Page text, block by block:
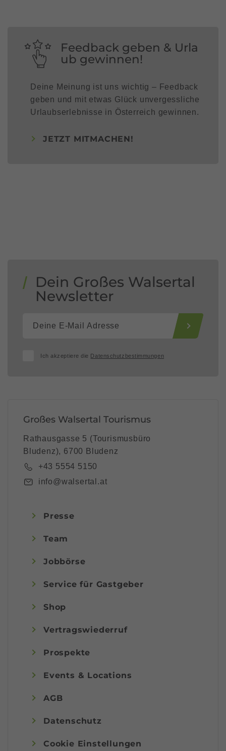
Feedback geben & Urla
ub gewinnen!
Deine Meinung ist uns wichtig – Feedback
geben und mit etwas Glück unvergessliche
Urlaubserlebnisse in Österreich gewinnen.
JETZT MITMACHEN!
Dein Großes Walsertal
Newsletter
Ich akzeptiere die Datenschutzbestimmungen
Großes Walsertal Tourismus
Rathausgasse 5 (Tourismusbüro
Bludenz), 6700 Bludenz
+43 5554 5150
info@walsertal.at
Presse
Team
Jobbörse
Service für Gastgeber
Shop
Vertragswiederruf
Prospekte
Events & Locations
AGB
Datenschutz
Cookie Einstellungen